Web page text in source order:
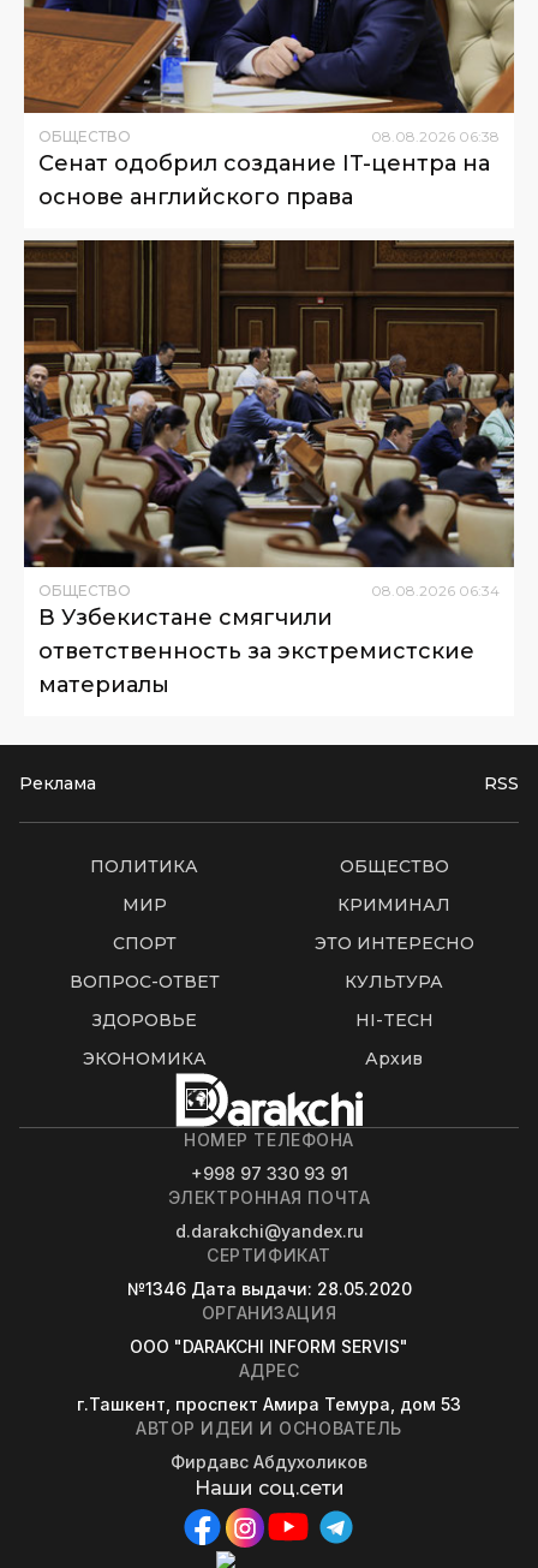
ОБЩЕСТВО 08.08.2026 06:38
Сенат одобрил создание IT-центра на
основе английского права
ОБЩЕСТВО 08.08.2026 06:34
В Узбекистане смягчили
ответственность за экстремистские
материалы
Реклама RSS
ПОЛИТИКА
ОБЩЕСТВО
МИР
КРИМИНАЛ
СПОРТ
ЭТО ИНТЕРЕСНО
ВОПРОС-ОТВЕТ
КУЛЬТУРА
ЗДОРОВЬЕ
HI-TECH
ЭКОНОМИКА
Архив
НОМЕР ТЕЛЕФОНА
+998 97 330 93 91
ЭЛЕКТРОННАЯ ПОЧТА
d.darakchi@yandex.ru
СЕРТИФИКАТ
№1346 Дата выдачи: 28.05.2020
ОРГАНИЗАЦИЯ
OOO "DARAKCHI INFORM SERVIS"
АДРЕС
г.Ташкент, проспект Амира Темура, дом 53
АВТОР ИДЕИ И ОСНОВАТЕЛЬ
Фирдавс Абдухоликов
Наши соц.сети